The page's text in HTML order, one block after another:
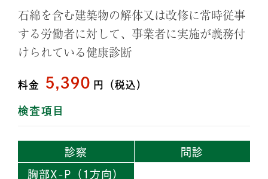
石綿を含む建築物の解体又は改修に常時従事
する労働者に対して、事業者に実施が義務付
けられている健康診断
料金 5,390 円（税込）
検査項目
診察 問診
胸部X-P （1方向）